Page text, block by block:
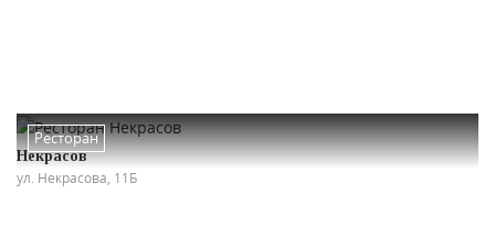
Ресторан
Некрасов
ул. Некрасова, 11Б